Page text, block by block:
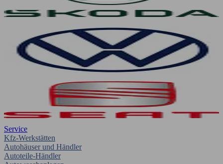
Service
Kfz-Werkstätten
Autohäuser und Händler
Autoteile-Händler